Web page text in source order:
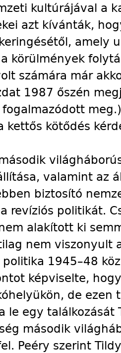
kultúrájával a
azt kívánták,
amely
körülmények
számára már
1987 őszén
kettős kötődés
valamint az
biztosító
revíziós politikát.
alakított ki
nem viszonyult
1945–48
képviselte,
de
le egy
második
Peéry szerint